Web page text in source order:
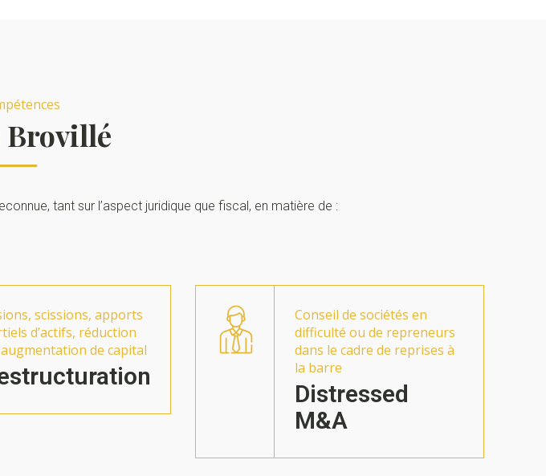
Brovillé
tant sur l’aspect juridique que fiscal, en matière de :
scissions, apports
d’actifs, réduction
de capital
Conseil de sociétés en
difficulté ou de repreneurs
dans le cadre de reprises à
la barre
Distressed
M&A